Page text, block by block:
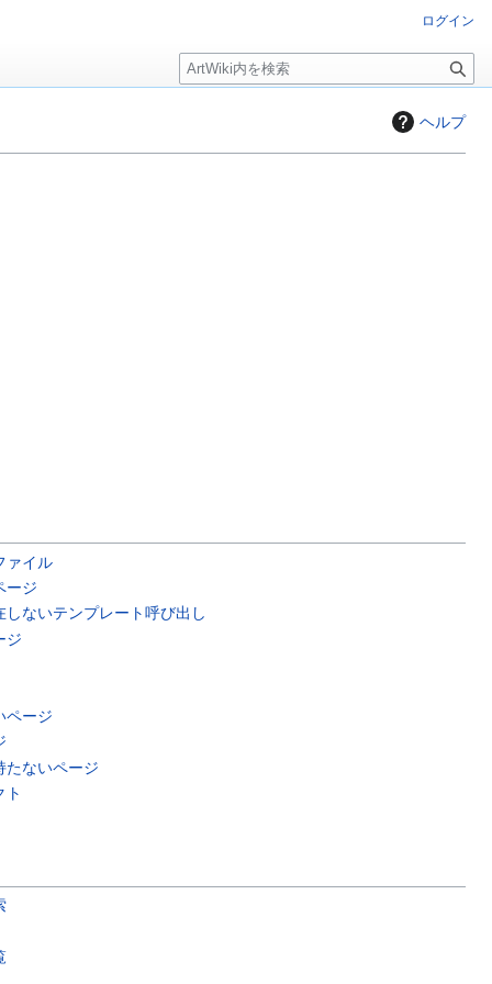
ヘルプ
ァイル
ージ
しないテンプレート呼び出し
ジ
ページ
たないページ
ト
ログイン
検
索